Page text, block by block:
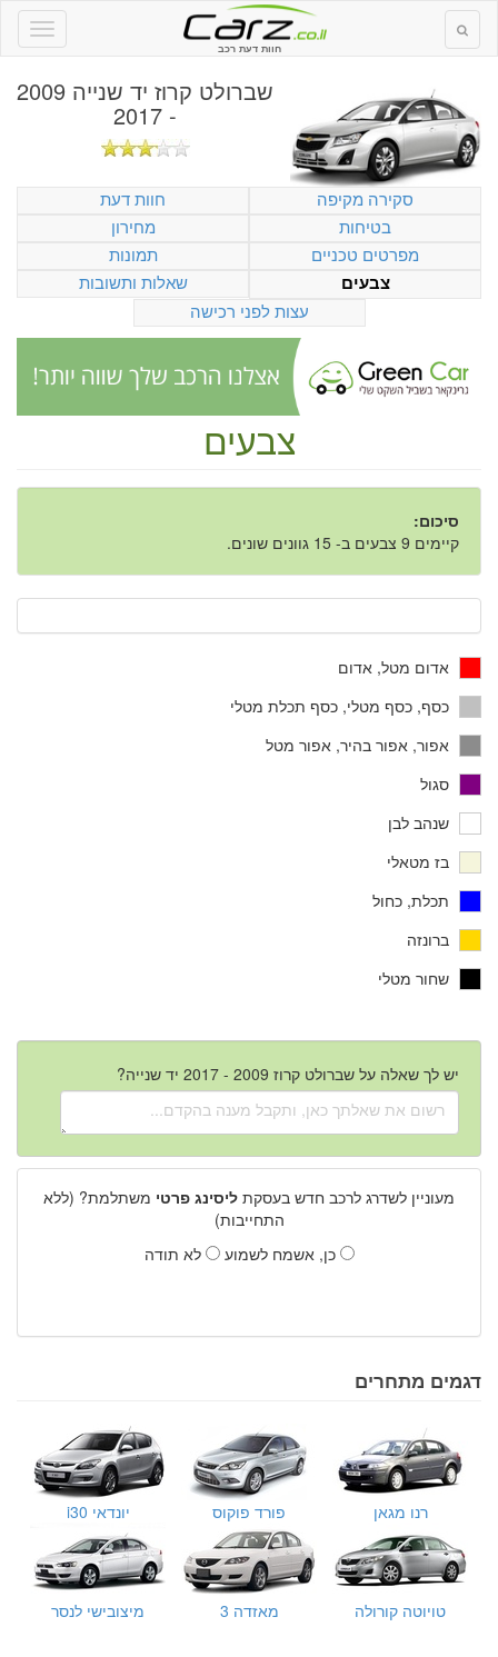
חוות דעת רכב
שברולט קרוז יד שנייה 2009
- 2017
סקירה מקיפה
חוות דעת
בטיחות
מחירון
מפרטים טכניים
תמונות
צבעים
שאלות ותשובות
עצות לפני רכישה
צבעים
סיכום:
קיימים 9 צבעים ב- 15 גוונים שונים.
אדום מטל, אדום
כסף, כסף מטלי, כסף תכלת מטלי
אפור, אפור בהיר, אפור מטל
סגול
שנהב לבן
בז מטאלי
תכלת, כחול
ברונזה
שחור מטלי
יש לך שאלה על שברולט קרוז 2009 - 2017 יד שנייה?
מעוניין לשדרג לרכב חדש בעסקת ליסינג פרטי משתלמת? (ללא
התחייבות)
כן, אשמח לשמוע
לא תודה
דגמים מתחרים
רנו מגאן פורד פוקוס יונדאי i30
טויוטה קורולה מאזדה 3 מיצובישי לנסר